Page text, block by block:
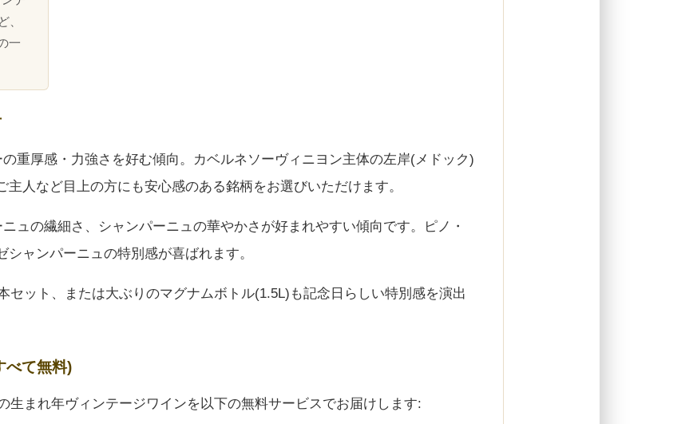
、
一
重厚感・力強さを好む傾向。カベルネソーヴィニヨン主体の左岸(メドック)
主人など目上の方にも安心感のある銘柄をお選びいただけます。
ュの繊細さ、シャンパーニュの華やかさが好まれやすい傾向です。ピノ・
シャンパーニュの特別感が喜ばれます。
セット、または大ぶりのマグナムボトル(1.5L)も記念日らしい特別感を演出
べて無料)
生まれ年ヴィンテージワインを以下の無料サービスでお届けします: